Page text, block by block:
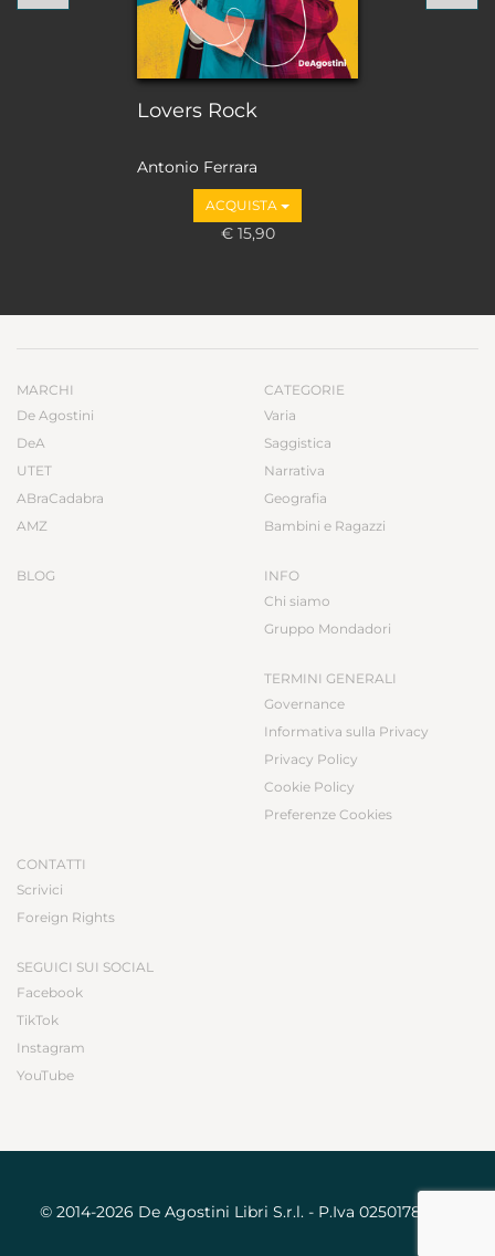
Lovers Rock
Antonio Ferrara
ACQUISTA
€ 15,90
MARCHI
De Agostini
DeA
UTET
ABraCadabra
AMZ
BLOG
CATEGORIE
Varia
Saggistica
Narrativa
Geografia
Bambini e Ragazzi
INFO
Chi siamo
Gruppo Mondadori
TERMINI GENERALI
Governance
Informativa sulla Privacy
Privacy Policy
Cookie Policy
Preferenze Cookies
CONTATTI
Scrivici
Foreign Rights
SEGUICI SUI SOCIAL
Facebook
TikTok
Instagram
YouTube
© 2014-2026 De Agostini Libri S.r.l. - P.Iva 02501780031